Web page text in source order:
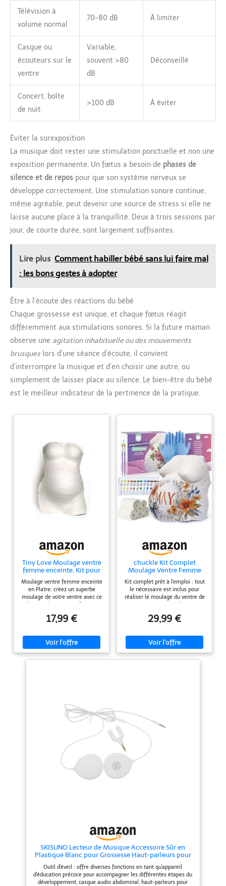
Télévision à
volume normal
70-80 dB À limiter
Casque ou
écouteurs sur le
ventre
Variable,
souvent >80
dB
Déconseillé
Concert, boîte
de nuit
>100 dB À éviter
Éviter la surexposition
La musique doit rester une stimulation ponctuelle et non une
exposition permanente. Un fœtus a besoin de phases de
silence et de repos pour que son système nerveux se
développe correctement. Une stimulation sonore continue,
même agréable, peut devenir une source de stress si elle ne
laisse aucune place à la tranquillité. Deux à trois sessions par
jour, de courte durée, sont largement suffisantes.
Lire plus Comment habiller bébé sans lui faire mal
: les bons gestes à adopter
Être à l’écoute des réactions du bébé
Chaque grossesse est unique, et chaque fœtus réagit
différemment aux stimulations sonores. Si la future maman
observe une agitation inhabituelle ou des mouvements
brusques lors d’une séance d’écoute, il convient
d’interrompre la musique et d’en choisir une autre, ou
simplement de laisser place au silence. Le bien-être du bébé
est le meilleur indicateur de la pertinence de la pratique.
Tiny Love Moulage ventre
femme enceinte, Kit pour
moulage en plâtre du
ventre de grossesse,
Modèle 3D, Cadeau de
grossesse, Testé
tout-en-un, 0+ mois, Tiny
Creations
Moulage ventre femme enceinte
en Platre: créez un superbe
moulage de votre ventre avec ce
œuvre d'art - souvenir de votre
bébé SÛR POUR VOUS ET VOTRE
BÉBÉ : la gelée et le plâtre
contenus dans ce kit ont été
de ventre de femme enceinte
contient le matériel nécessaire
pour réaliser la sculpture
enceinte - 8 rouleaux de bandes
de plâtre et un pot de gelée à
appliquer sous les bandes de
plâtre TRANSFORMEZ VOS
MOMENTS EN SOUVENIRS : Le
kit de moulage de ventre est un
kit DIY qui vous permet de
départ avec un souvenir unique
inoubliable - nous n'arrêterons
pas le temps, mais nous vous
CREATIONS COLLECTION :
découvrez nos produits créatifs
17,99 €
chuckle Kit Complet
Moulage Ventre Femme
Enceinte en Plâtre
Kit complet prêt à l'emploi : tout
le nécessaire est inclus pour
réaliser le moulage du ventre de
peintures, gants de protection et
supplémentaire n'est nécessaire.
Un souvenir unique à garder :
conservez la jolie forme du
appliquez plusieurs couches qui
se chevauchent pour un moulage
solide. Retirez après 45 minutes
puis laissez sécher 72 heures.
Sans danger sur la peau pendant
la grossesse. Le cadeau idéal
pour une future maman : parfait
à offrir lors d'une baby shower,
sélectionnés pour un usage
serein durant la grossesse.
accessibles pour immortaliser
les moments forts de la vie.
29,99 €
SKISUNO Lecteur de Musique Accessoire Sûr en
Plastique Blanc pour Grossesse Haut-parleurs pour
Ventre de Bébé pour Femmes Enceintes et
Éducation Précoce
Outil d'éveil : offre diverses fonctions en tant qu'appareil
d'éducation précoce pour accompagner les différentes étapes du
développement, casque audio abdominal, haut-parleurs pour